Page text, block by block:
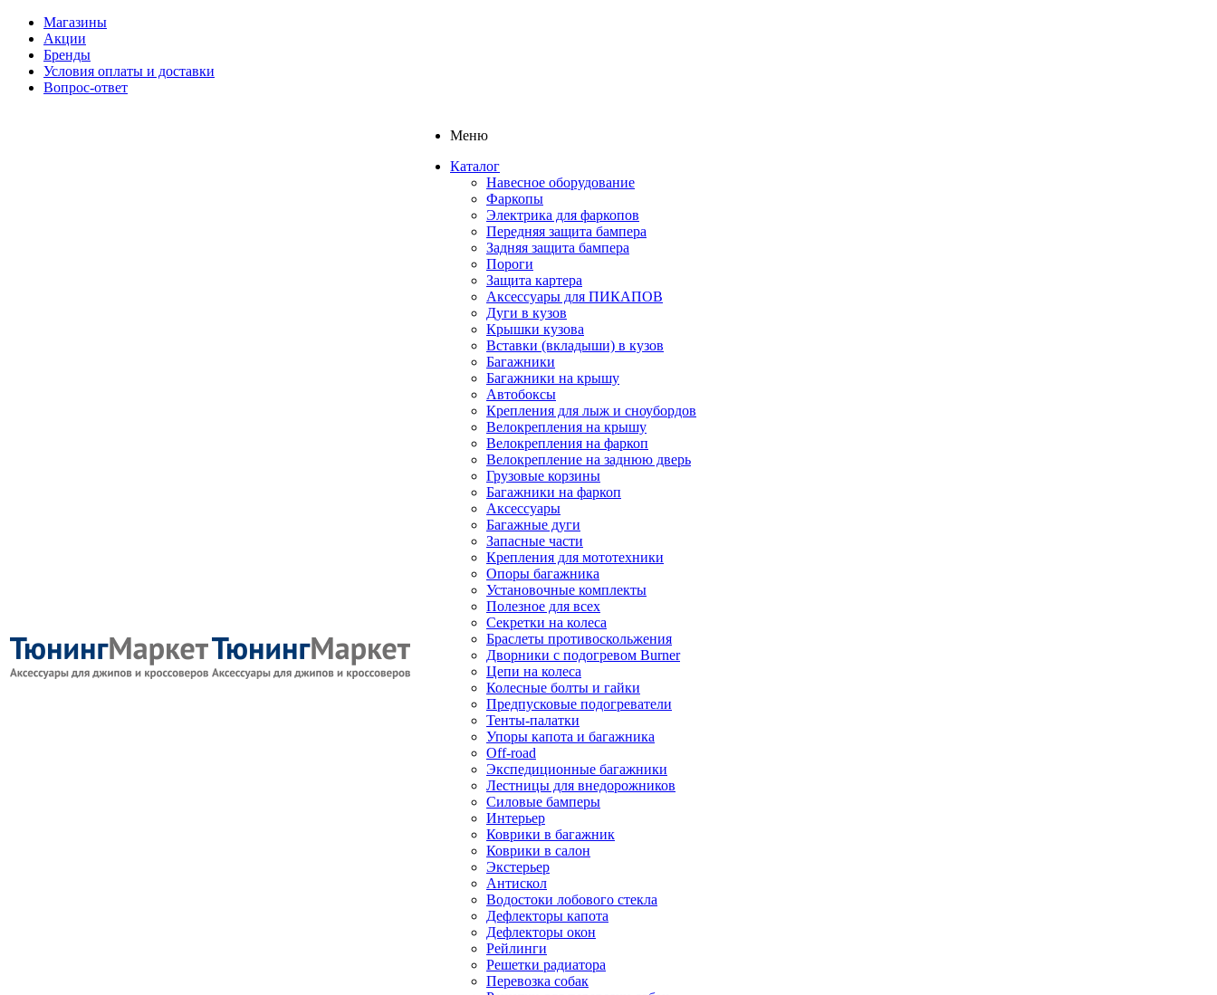
Магазины
Акции
Бренды
Условия оплаты и доставки
Вопрос-ответ
Меню
Каталог
Навесное оборудование
Фаркопы
Электрика для фаркопов
Передняя защита бампера
Задняя защита бампера
Пороги
Защита картера
Аксессуары для ПИКАПОВ
Дуги в кузов
Крышки кузова
Вставки (вкладыши) в кузов
Багажники
Багажники на крышу
Автобоксы
Крепления для лыж и сноубордов
Велокрепления на крышу
Велокрепления на фаркоп
Велокрепление на заднюю дверь
Грузовые корзины
Багажники на фаркоп
Аксессуары
Багажные дуги
Запасные части
Крепления для мототехники
Опоры багажника
Установочные комплекты
Полезное для всех
Секретки на колеса
Браслеты противоскольжения
Дворники с подогревом Burner
Цепи на колеса
Колесные болты и гайки
Предпусковые подогреватели
Тенты-палатки
Упоры капота и багажника
Off-road
Экспедиционные багажники
Лестницы для внедорожников
Силовые бамперы
Интерьер
Коврики в багажник
Коврики в салон
Экстерьер
Антискол
Водостоки лобового стекла
Дефлекторы капота
Дефлекторы окон
Рейлинги
Решетки радиатора
Перевозка собак